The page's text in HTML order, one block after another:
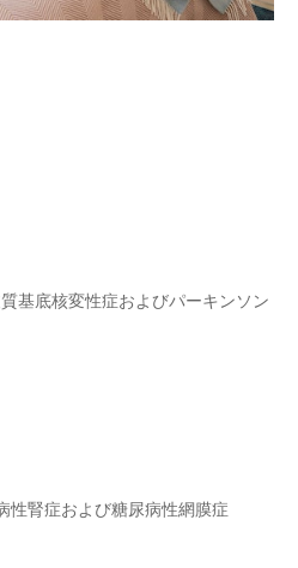
基底核変性症およびパーキンソン
性腎症および糖尿病性網膜症